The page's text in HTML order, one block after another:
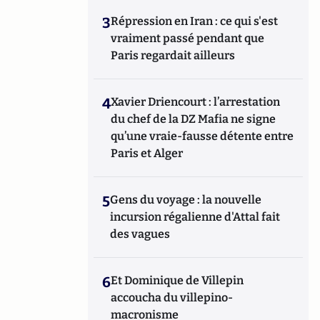
3Répression en Iran : ce qui s'est
vraiment passé pendant que
Paris regardait ailleurs
4Xavier Driencourt : l’arrestation
du chef de la DZ Mafia ne signe
qu’une vraie-fausse détente entre
Paris et Alger
5Gens du voyage : la nouvelle
incursion régalienne d'Attal fait
des vagues
6Et Dominique de Villepin
accoucha du villepino-
macronisme